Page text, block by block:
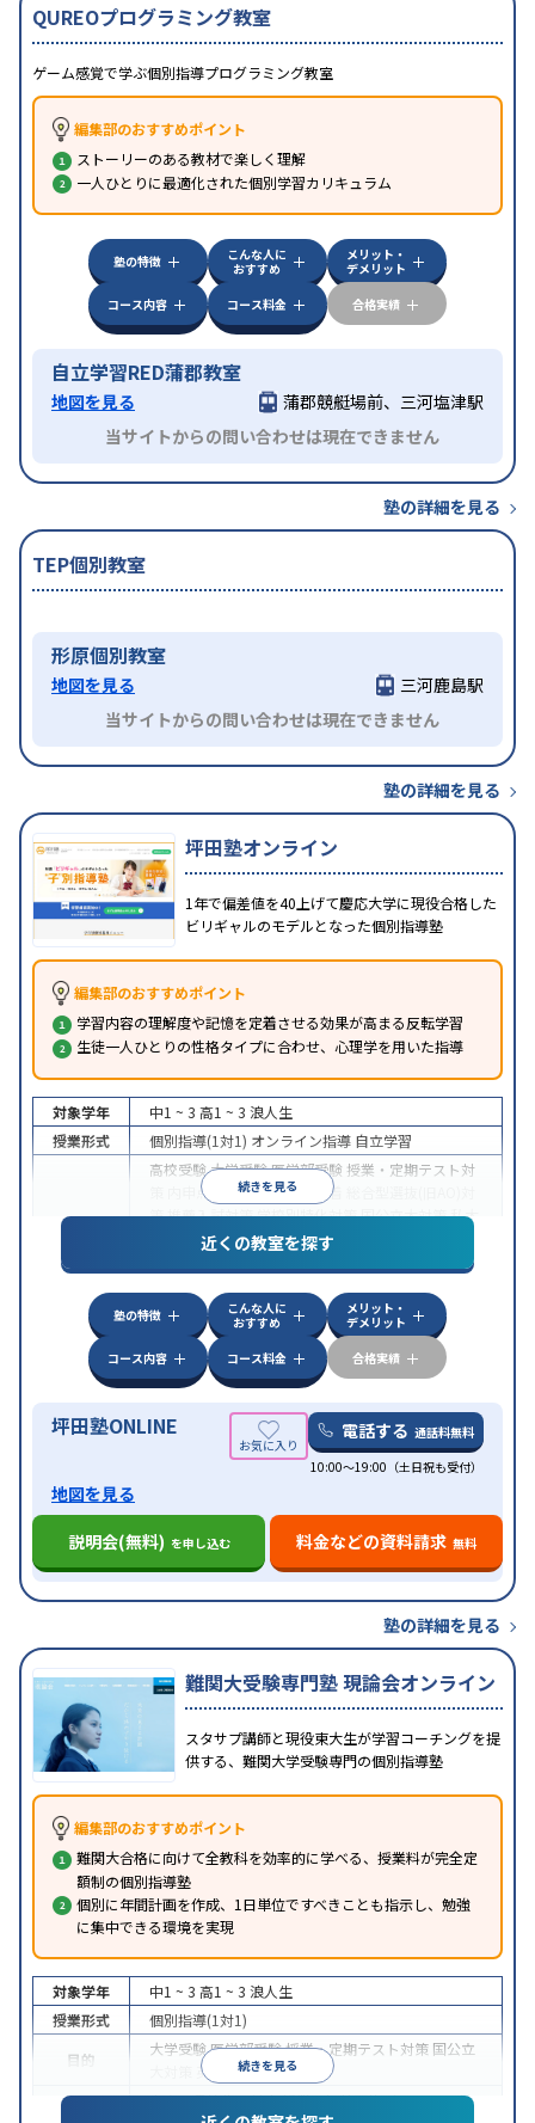
QUREOプログラミング教室
ゲーム感覚で学ぶ個別指導プログラミング教室
編集部のおすすめポイント
ストーリーのある教材で楽しく理解
一人ひとりに最適化された個別学習カリキュラム
塾の特徴
こんな人に
おすすめ
メリット・
デメリット
コース内容
コース料金 合格実績
自立学習RED蒲郡教室
地図を見る
蒲郡競艇場前、三河塩津駅
当サイトからの問い合わせは現在できません
塾の詳細を見る
TEP個別教室
形原個別教室
地図を見る
三河鹿島駅
当サイトからの問い合わせは現在できません
塾の詳細を見る
坪田塾オンライン
1年で偏差値を40上げて慶応大学に現役合格した
ビリギャルのモデルとなった個別指導塾
編集部のおすすめポイント
学習内容の理解度や記憶を定着させる効果が高まる反転学習
生徒一人ひとりの性格タイプに合わせ、心理学を用いた指導
続きを見る
対象学年 中1 ~ 3 高1 ~ 3 浪人生
授業形式
個別指導(1対1) オンライン指導 自立学習
高校受験大学受験医学部受験 授業・定期テスト対
内申点対策学習習慣の定着
策推薦入試対策学校別特化対策国公立大対策私大
共通テスト対策英検(英語検定)対策
その
特徴
中高一貫校生に対応授業の振替可能 不登校生に対
学習にPC・タブレットを利用オンライン対応
科目から受講可能季節講習のみの受講可発達障害
の子どもに対応
近くの教室を探す
塾の特徴
こんな人に
おすすめ
メリット・
デメリット
コース内容
コース料金 合格実績
坪田塾ONLINE 電話する 通話料無料
10:00～19:00（土日祝も受付）
地図を見る
説明会(無料) を申し込む 料金などの資料請求 無料
塾の詳細を見る
難関大受験専門塾 現論会オンライン
スタサプ講師と現役東大生が学習コーチングを提
供する、難関大学受験専門の個別指導塾
編集部のおすすめポイント
難関大合格に向けて全教科を効率的に学べる、授業料が完全定
額制の個別指導塾
個別に年間計画を作成、1日単位ですべきことも指示し、勉強
に集中できる環境を実現
続きを見る
対象学年 中1 ~ 3 高1 ~ 3 浪人生
授業形式
個別指導(1対1)
目的
大学受験医学部受験授業・定期テスト対策 国公立
英検(英語検定)対策
中高一貫校生に対応授業の振替可能オンライン対